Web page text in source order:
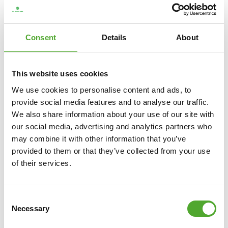
Consent Details About
This website uses cookies
We use cookies to personalise content and ads, to
provide social media features and to analyse our traffic.
We also share information about your use of our site with
our social media, advertising and analytics partners who
may combine it with other information that you’ve
provided to them or that they’ve collected from your use
of their services.
Selection
Necessary
können.
• Material: Gusseisen
• Stand: flach
• Nutzung: gewerbliche Nutzung